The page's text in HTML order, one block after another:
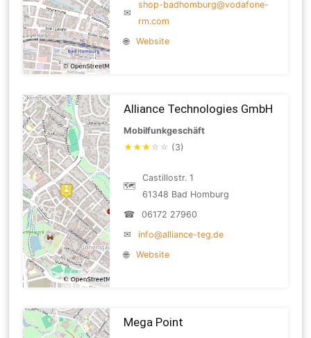
✉
shop-badhomburg@vodafone-
rm.com
🌐
Website
Alliance Technologies GmbH
Mobilfunkgeschäft
★★★ ☆ ☆ (3)
🗺
Castillostr. 1
61348 Bad Homburg
☎
06172 27960
✉
info@alliance-teg.de
🌐
Website
Mega Point